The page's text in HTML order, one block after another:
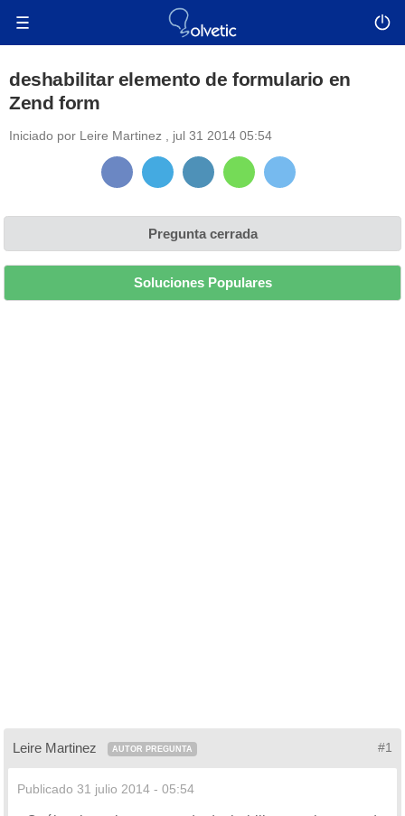
deshabilitar elemento de formulario en
Zend form
Iniciado por Leire Martinez jul 31 2014 05:54
Pregunta cerrada
Soluciones Populares
Leire Martinez AUTOR PREGUNTA #1
Publicado 31 julio 2014 - 05:54